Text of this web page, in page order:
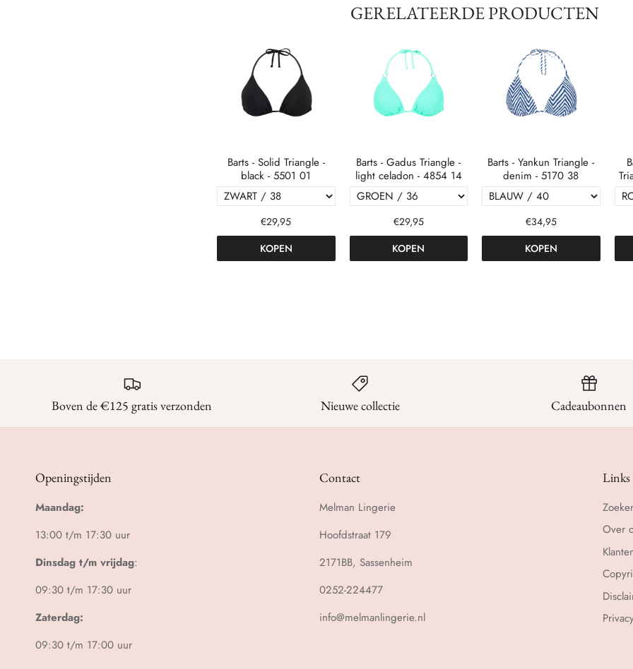
GERELATEERDE PRODUCTEN
Barts - Solid Triangle -
black - 5501 01
€29,95
KOPEN
Barts - Gadus Triangle -
light celadon - 4854 14
€29,95
KOPEN
Barts - Yankun Triangle -
denim - 5170 38
€34,95
KOPEN
Boven de €125 gratis verzonden Nieuwe collectie Cadeaubonnen
Openingstijden
Maandag:
13:00 t/m 17:30 uur
Dinsdag t/m vrijdag:
09:30 t/m 17:30 uur
Zaterdag:
09:30 t/m 17:00 uur
Contact
Melman Lingerie
Hoofdstraat 179
2171BB, Sassenheim
0252-224477
info@melmanlingerie.nl
Links
Over